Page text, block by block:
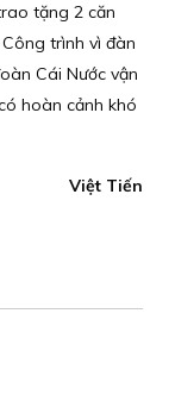
tặng 2 căn
trình vì đàn
Cái Nước vận
hoàn cảnh khó
Việt Tiến